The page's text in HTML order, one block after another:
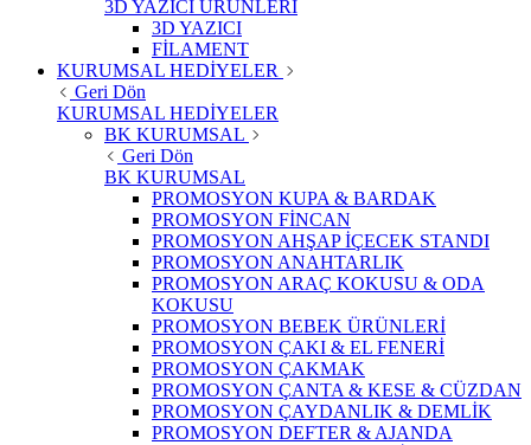
3D YAZICI ÜRÜNLERİ
3D YAZICI
FİLAMENT
KURUMSAL HEDİYELER
Geri Dön
KURUMSAL HEDİYELER
BK KURUMSAL
Geri Dön
BK KURUMSAL
PROMOSYON KUPA & BARDAK
PROMOSYON FİNCAN
PROMOSYON AHŞAP İÇECEK STANDI
PROMOSYON ANAHTARLIK
PROMOSYON ARAÇ KOKUSU & ODA
KOKUSU
PROMOSYON BEBEK ÜRÜNLERİ
PROMOSYON ÇAKI & EL FENERİ
PROMOSYON ÇAKMAK
PROMOSYON ÇANTA & KESE & CÜZDAN
PROMOSYON ÇAYDANLIK & DEMLİK
PROMOSYON DEFTER & AJANDA